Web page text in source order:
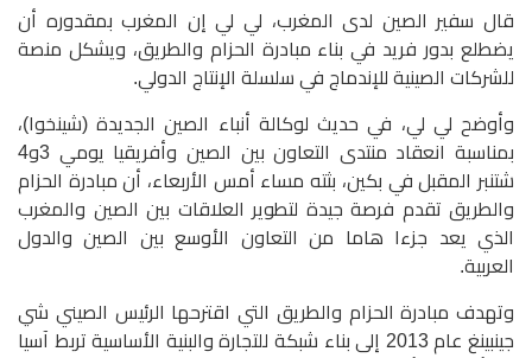
قال سفير الصين لدى المغرب، لي لي إن المغرب بمقدوره أن
يضطلع بدور فريد في بناء مبادرة الحزام والطريق، ويشكل منصة
للشركات الصينية للإندماج في سلسلة الإنتاج الدولي.
وأوضح لي لي، في حديث لوكالة أنباء الصين الجديدة (شينخوا)،
بمناسبة انعقاد منتدى التعاون بين الصين وأفريقيا يومي 3و4
شتنبر المقبل في بكين، بثته مساء أمس الأربعاء، أن مبادرة الحزام
والطريق تقدم فرصة جيدة لتطوير العلاقات بين الصين والمغرب
الذي يعد جزءا هاما من التعاون الأوسع بين الصين والدول
العربية.
وتهدف مبادرة الحزام والطريق التي اقترحها الرئيس الصيني شي
جينبينغ عام 2013 إلى بناء شبكة للتجارة والبنية الأساسية تربط آسيا